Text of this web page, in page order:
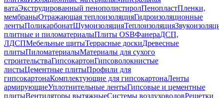
ватаЭкструдированный пенополистиролПенопластПленки,
мембраныОтражающая теплоизоляцияГидроизоляционные
лентыПоликарбонатШумоизоляцияТеплоизоляция
плитные и пиломатериалыПлиты OSBФанераДСП,
ЛДСПМебельные щитыТеррасные доскиДревесные
плитыПиломатериалыМатериалы для сухого
строительстваГипсокартонГипсоволокнистые
листыЦементные плитыПрофили для
гипсокартонаКомплектующие для гипсокартонаЛенты
армирующиеУплотнительные лентыГипсовые и цементные
плитыВентиляторы вытяжныеСистемы воздуховодовРешетки